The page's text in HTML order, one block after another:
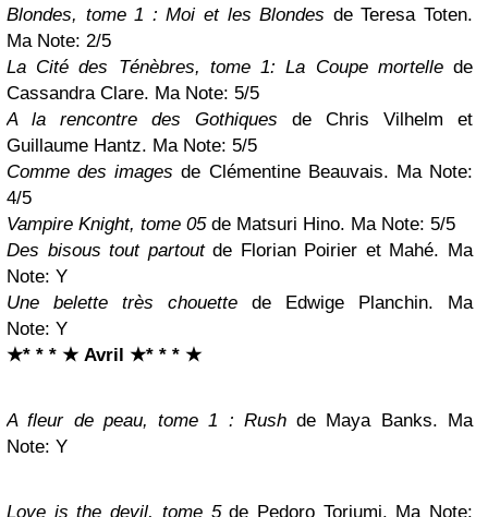
Blondes, tome 1 : Moi et les Blondes de Teresa Toten.
Ma Note: 2/5
La Cité des Ténèbres, tome 1: La Coupe mortellede
Cassandra Clare. Ma Note: 5/5
A la rencontre des Gothiques de Chris Vilhelm et
Guillaume Hantz. Ma Note: 5/5
Comme des images de Clémentine Beauvais. Ma Note:
4/5
Vampire Knight, tome 05de Matsuri Hino. Ma Note: 5/5
Des bisous tout partoutde Florian Poirier et Mahé. Ma
Note: Y
Une belette très chouette de Edwige Planchin. Ma
Note: Y
★* * * ★ Avril ★* * * ★
A fleur de peau, tome 1 : Rushde Maya Banks. Ma
Note: Y
Love is the devil, tome 5de Pedoro Toriumi. Ma Note: